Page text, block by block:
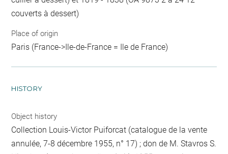
couverts à dessert)
Place of origin
Paris (France->Ile-de-France = Ile de France)
HISTORY
Object history
Collection Louis-Victor Puiforcat (catalogue de la vente
annulée, 7-8 décembre 1955, n° 17) ; don de M. Stavros S.